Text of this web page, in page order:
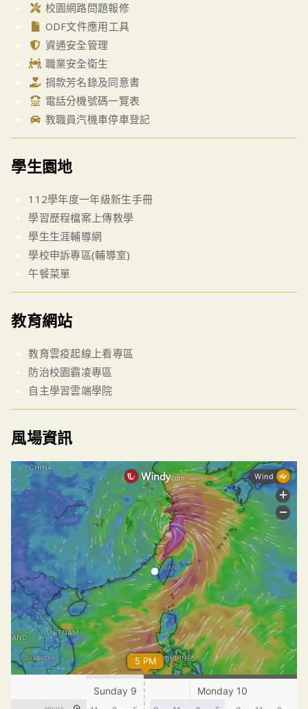
校園網路問題報修
ODF文件應用工具
資通安全管理
職業安全衛生
捐款芳名錄及同意書
電話分機號碼一覽表
教職員汽機車停車登記
學生園地
112學年度一年級新生手冊
學習歷程檔案上傳教學
學生生涯輔導網
學校申訴專區(輔導室)
午餐菜單
教育網站
教育雲疫起線上看專區
防治校園霸凌專區
自主學習雲端學院
風場資訊